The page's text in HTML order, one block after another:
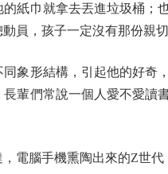
紙巾就拿去丟進垃圾桶
員，孩子一定沒有那份親切
形結構，引起他的好奇
輩們常說一個人愛不愛
電腦手機熏陶出來的Z世